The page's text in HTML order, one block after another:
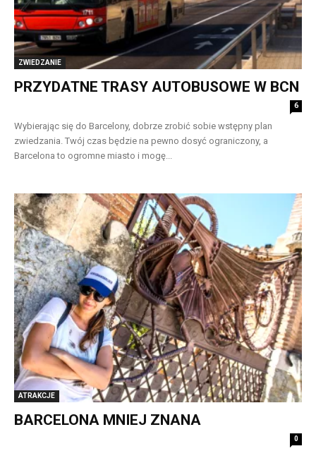
ZWIEDZANIE
PRZYDATNE TRASY AUTOBUSOWE W BCN
6
Wybierając się do Barcelony, dobrze zrobić sobie wstępny plan
zwiedzania. Twój czas będzie na pewno dosyć ograniczony, a
Barcelona to ogromne miasto i mogę...
ATRAKCJE
BARCELONA MNIEJ ZNANA
0